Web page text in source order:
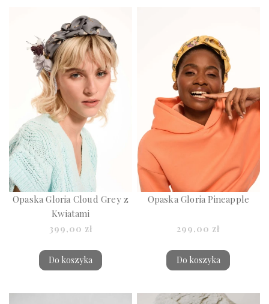
Opaska Gloria Cloud Grey z
Kwiatami
399,00 zł
Do koszyka
Opaska Gloria Pineapple
299,00 zł
Do koszyka